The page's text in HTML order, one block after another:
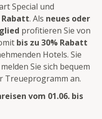
Special und
Rabatt. Als neues oder
profitieren Sie von
bis zu 30% Rabatt
Hotels. Sie
Sie sich bequem
Treueprogramm an.
vom 01.06. bis